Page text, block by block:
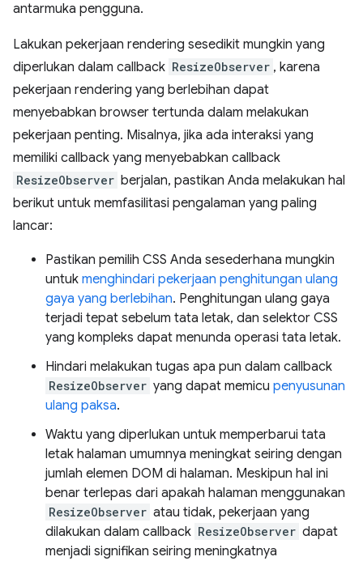
antarmuka pengguna.
Lakukan pekerjaan rendering sesedikit mungkin yang
diperlukan dalam callback ResizeObserver , karena
pekerjaan rendering yang berlebihan dapat
menyebabkan browser tertunda dalam melakukan
pekerjaan penting. Misalnya, jika ada interaksi yang
memiliki callback yang menyebabkan callback
ResizeObserver berjalan, pastikan Anda melakukan hal
berikut untuk memfasilitasi pengalaman yang paling
lancar:
Pastikan pemilih CSS Anda sesederhana mungkin
untuk menghindari pekerjaan penghitungan ulang
gaya yang berlebihan. Penghitungan ulang gaya
terjadi tepat sebelum tata letak, dan selektor CSS
yang kompleks dapat menunda operasi tata letak.
Hindari melakukan tugas apa pun dalam callback
ResizeObserver yang dapat memicu penyusunan
ulang paksa.
Waktu yang diperlukan untuk memperbarui tata
letak halaman umumnya meningkat seiring dengan
jumlah elemen DOM di halaman. Meskipun hal ini
benar terlepas dari apakah halaman menggunakan
ResizeObserver atau tidak, pekerjaan yang
dilakukan dalam callback ResizeObserver dapat
menjadi signifikan seiring meningkatnya